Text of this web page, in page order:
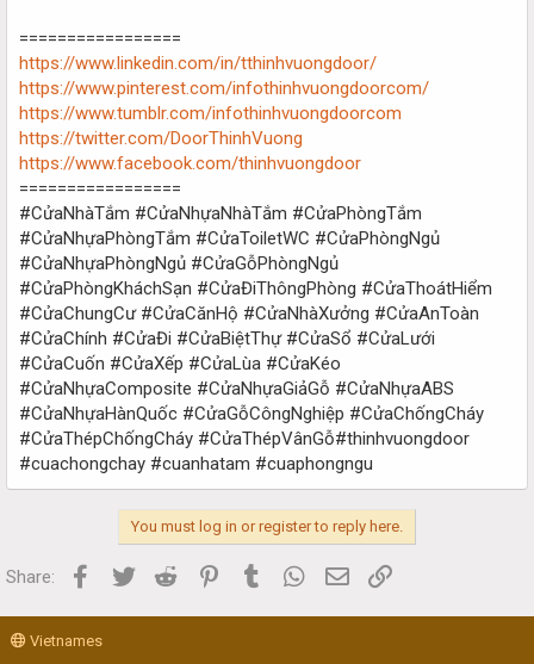
=================
https://www.linkedin.com/in/tthinhvuongdoor/
https://www.pinterest.com/infothinhvuongdoorcom/
https://www.tumblr.com/infothinhvuongdoorcom
https://twitter.com/DoorThinhVuong
https://www.facebook.com/thinhvuongdoor
=================
#CửaNhàTắm #CửaNhựaNhàTắm #CửaPhòngTắm
#CửaNhựaPhòngTắm #CửaToiletWC #CửaPhòngNgủ
#CửaNhựaPhòngNgủ #CửaGỗPhòngNgủ
#CửaPhòngKháchSạn #CửaĐiThôngPhòng #CửaThoátHiểm
#CửaChungCư #CửaCănHộ #CửaNhàXưởng #CửaAnToàn
#CửaChính #CửaĐi #CửaBiệtThự #CửaSổ #CửaLưới
#CửaCuốn #CửaXếp #CửaLùa #CửaKéo
#CửaNhựaComposite #CửaNhựaGiảGỗ #CửaNhựaABS
#CửaNhựaHànQuốc #CửaGỗCôngNghiệp #CửaChốngCháy
#CửaThépChốngCháy #CửaThépVânGỗ#thinhvuongdoor
#cuachongchay #cuanhatam #cuaphongngu
You must log in or register to reply here.
Share: Facebook
Twitter Reddit PinterestTumblr WhatsApp
Email
Vietnames